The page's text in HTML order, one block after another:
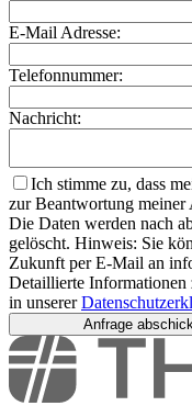
E-Mail Adresse:
Telefonnummer:
Nachricht:
Ich stimme zu, dass
zur Beantwortung meiner
Die Daten werden nach
gelöscht. Hinweis: Sie
Zukunft per E-Mail an
Detaillierte
in unserer
Anfrage